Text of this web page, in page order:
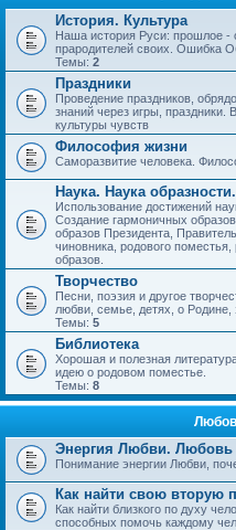
История. Культура
Наша история Руси: прошлое -
прародителей своих. Ошибка
Темы: 2
Праздники
Проведение праздников,
знаний через игры,
культуры чувств
Философия жизни
Саморазвитие человека.
Наука. Наука
Использование достижений
Создание гармоничных
образов Президента,
чиновника, родового
образов.
Творчество
Песни, поэзия и другое
любви, семье, детях, о
Темы: 5
Библиотека
Хорошая и полезная
идею о родовом поместье.
Темы: 8
Энергия Любви. Любовь
Понимание энергии Любви,
Как найти свою вторую
Как найти близкого по духу
способных помочь каждому